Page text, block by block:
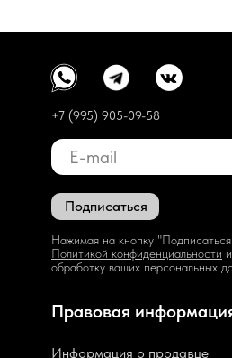
Подписаться
Нажимая на кнопку
Политикой конфиденциальности
обработку ваших персональных
Информация о продавце
Правовая
+7 (995) 905-09-58